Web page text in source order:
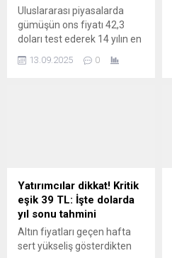
Uluslararası piyasalarda
gümüşün ons fiyatı 42,3
doları test ederek 14 yılın en
Fed'in faiz indirimi
13.09.2025 0
Yatırımcılar dikkat! Kritik
eşik 39 TL: İşte dolarda
yıl sonu tahmini
Altın fiyatları geçen hafta
sert yükseliş gösterdikten